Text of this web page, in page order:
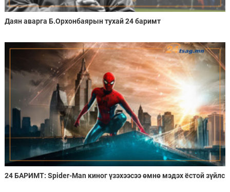
Даян аварга Б.Орхонбаярын тухай 24 баримт
24 БАРИМТ: Spider-Man киног үзэхээсээ өмнө мэдэх ёстой зүйлс